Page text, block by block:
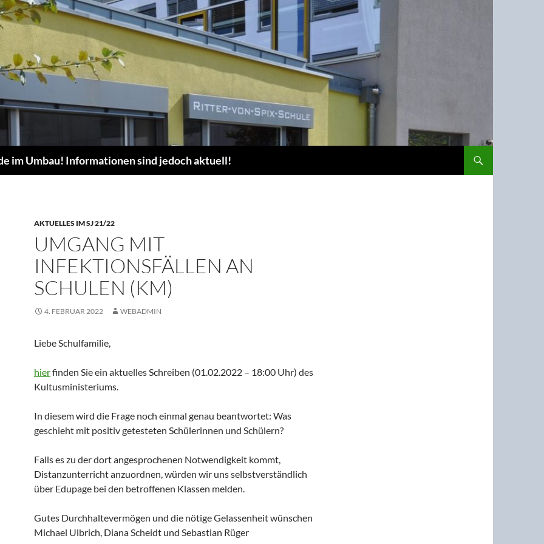
im Umbau! Informationen sind jedoch aktuell!
AKTUELLES IM SJ 21/22
UMGANG MIT
INFEKTIONSFÄLLEN AN
SCHULEN (KM)
4. FEBRUAR 2022 WEBADMIN
Liebe Schulfamilie,
hierfinden Sie ein aktuelles Schreiben (01.02.2022 – 18:00 Uhr) des
Kultusministeriums.
In diesem wird die Frage noch einmal genau beantwortet: Was
geschieht mit positiv getesteten Schülerinnen und Schülern?
Falls es zu der dort angesprochenen Notwendigkeit kommt,
Distanzunterricht anzuordnen, würden wir uns selbstverständlich
über Edupage bei den betroffenen Klassen melden.
Gutes Durchhaltevermögen und die nötige Gelassenheit wünschen
Michael Ulbrich, Diana Scheidt und Sebastian Rüger